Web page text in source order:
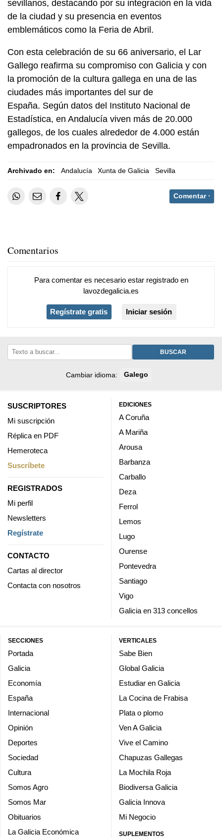
sevillanos, destacando por su integración en la vida
de la ciudad y su presencia en eventos
emblemáticos como la Feria de Abril.
Con esta celebración de su 66 aniversario, el Lar
Gallego reafirma su compromiso con Galicia y con
la promoción de la cultura gallega en una de las
ciudades más importantes del sur de
España. Según datos del Instituto Nacional de
Estadística, en Andalucía viven más de 20.000
gallegos, de los cuales alrededor de 4.000 están
empadronados en la provincia de Sevilla.
Archivado en: Andalucía Xunta de Galicia Sevilla
Comentar ·
Comentarios
Para comentar es necesario estar registradoen
lavozdegalicia.es
Regístrate gratis Iniciar sesión
BUSCAR
Cambiar idioma: Galego
SUSCRIPTORES
Mi suscripción
Réplica en PDF
Hemeroteca
Suscríbete
REGISTRADOS
Mi perfil
Newsletters
Regístrate
CONTACTO
Cartas al director
Contacta con nosotros
EDICIONES
A Coruña
A Mariña
Arousa
Barbanza
Carballo
Deza
Ferrol
Lemos
Lugo
Ourense
Pontevedra
Santiago
Vigo
Galicia en 313 concellos
SECCIONES
Portada
Galicia
Economía
España
Internacional
Opinión
Deportes
Sociedad
Cultura
Somos Agro
Somos Mar
Obituarios
La Galicia Económica
VERTICALES
Sabe Bien
Global Galicia
Estudiar en Galicia
La Cocina de Frabisa
Plata o plomo
Ven A Galicia
Vive el Camino
Chapuzas Gallegas
La Mochila Roja
Biodiversa Galicia
Galicia Innova
Mi Negocio
SUPLEMENTOS